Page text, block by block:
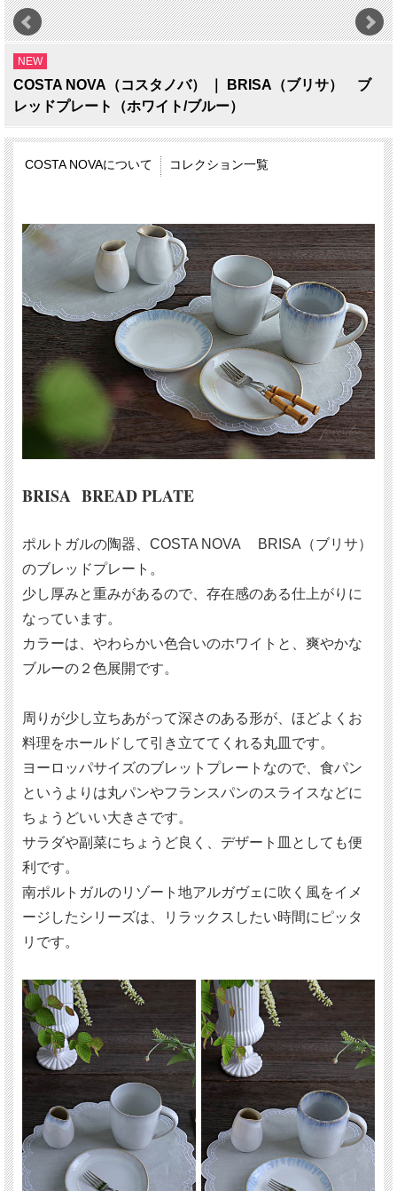
NEW
COSTA NOVA（コスタノバ） ｜ BRISA（ブリサ） ブ
レッドプレート（ホワイト/ブルー）
COSTA NOVAについて コレクション一覧
BRISA BREAD PLATE
ポルトガルの陶器、COSTA NOVA BRISA（ブリサ）
のブレッドプレート。
少し厚みと重みがあるので、存在感のある仕上がりに
なっています。
カラーは、やわらかい色合いのホワイトと、爽やかな
ブルーの２色展開です。
周りが少し立ちあがって深さのある形が、ほどよくお
料理をホールドして引き立ててくれる丸皿です。
ヨーロッパサイズのブレットプレートなので、食パン
というよりは丸パンやフランスパンのスライスなどに
ちょうどいい大きさです。
サラダや副菜にちょうど良く、デザート皿としても便
利です。
南ポルトガルのリゾート地アルガヴェに吹く風をイメ
ージしたシリーズは、リラックスしたい時間にピッタ
リです。